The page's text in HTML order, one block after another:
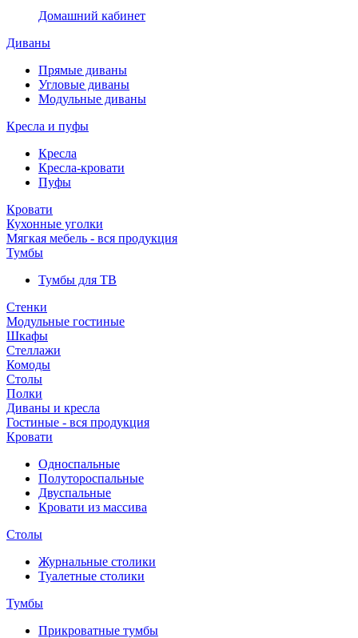
Домашний кабинет
Диваны
Прямые диваны
Угловые диваны
Модульные диваны
Кресла и пуфы
Кресла
Кресла-кровати
Пуфы
Кровати
Кухонные уголки
Мягкая мебель - вся продукция
Тумбы
Тумбы для ТВ
Стенки
Модульные гостиные
Шкафы
Стеллажи
Комоды
Столы
Полки
Диваны и кресла
Гостиные - вся продукция
Кровати
Односпальные
Полутороспальные
Двуспальные
Кровати из массива
Столы
Журнальные столики
Туалетные столики
Тумбы
Прикроватные тумбы